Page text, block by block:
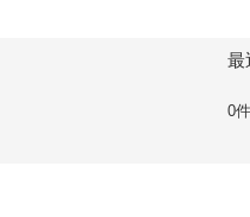
最
0件